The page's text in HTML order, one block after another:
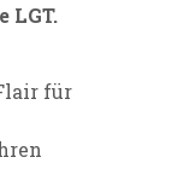
LGT.
für